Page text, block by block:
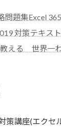
問題集Excel
対策テキス
える 世界一
策講座(エクセ